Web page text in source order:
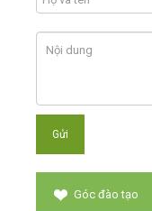
Góc đào tạo